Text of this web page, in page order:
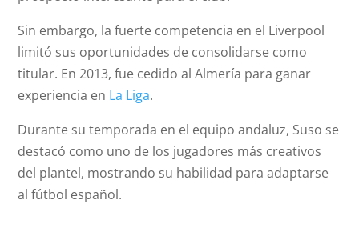
Sin embargo, la fuerte competencia en el Liverpool
limitó sus oportunidades de consolidarse como
titular. En 2013, fue cedido al Almería para ganar
experiencia en La Liga.
Durante su temporada en el equipo andaluz, Suso se
destacó como uno de los jugadores más creativos
del plantel, mostrando su habilidad para adaptarse
al fútbol español.